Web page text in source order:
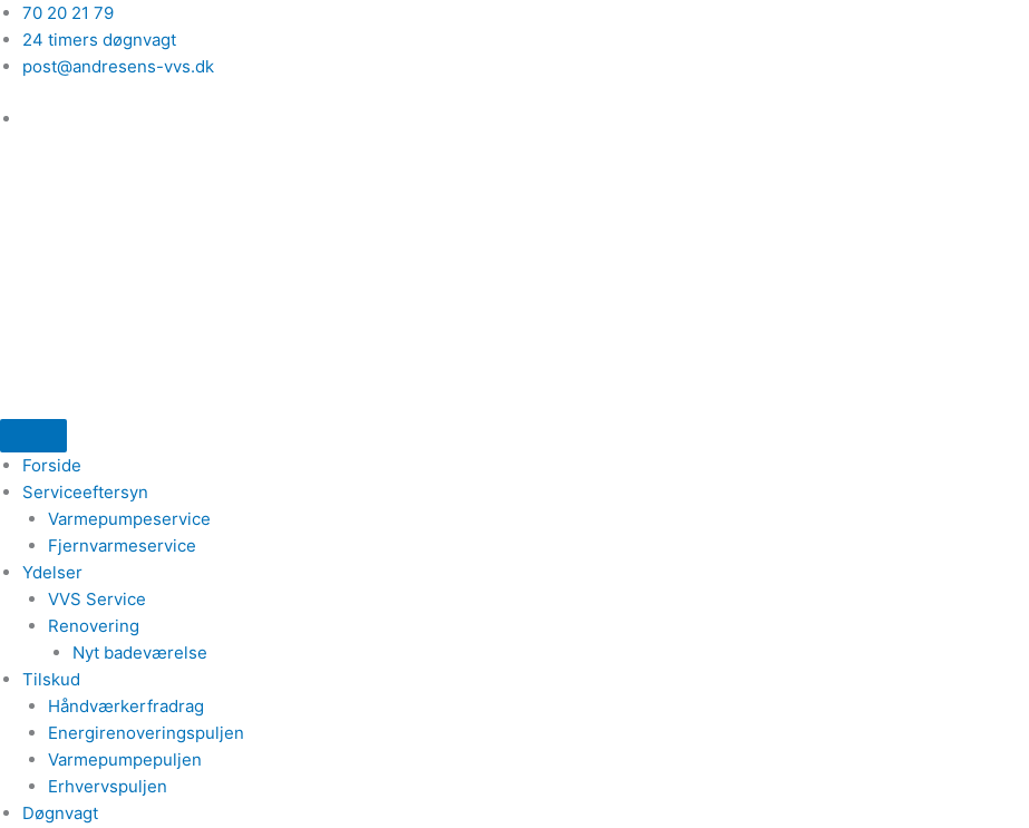
Gå
til
indholdet
70 20 21 79
24 timers døgnvagt
post@andresens-vvs.dk
Forside
Serviceeftersyn
Varmepumpeservice
Fjernvarmeservice
Ydelser
VVS Service
Renovering
Nyt badeværelse
Tilskud
Håndværkerfradrag
Energirenoveringspuljen
Varmepumpepuljen
Erhvervspuljen
Døgnvagt